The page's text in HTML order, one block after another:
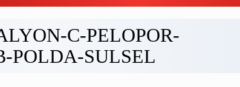
C-PELOPOR-
POLDA-SULSEL